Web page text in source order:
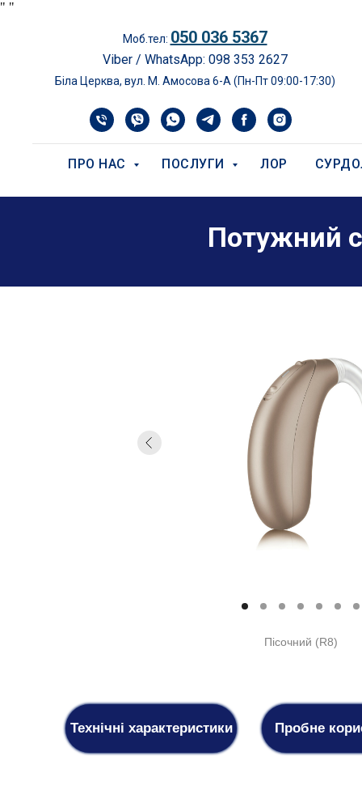
" "
Моб.тел: 050 036 5367
Viber / WhatsApp: 098 353 2627
Біла Церква, вул. М. Амосова 6-А (Пн-Пт 09:00-17:30)
ПРО НАС ПОСЛУГИ ЛОР
Потужний
Пісочний (R8)
Технічні характеристики Пробне